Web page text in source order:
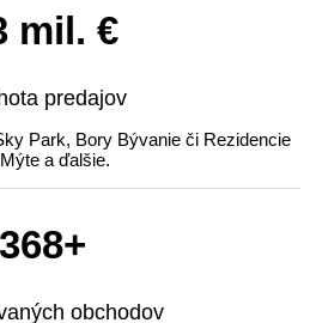
mil. €
predajov
Park, Bory Bývanie či Rezidencie
a ďalšie.
368+
obchodov